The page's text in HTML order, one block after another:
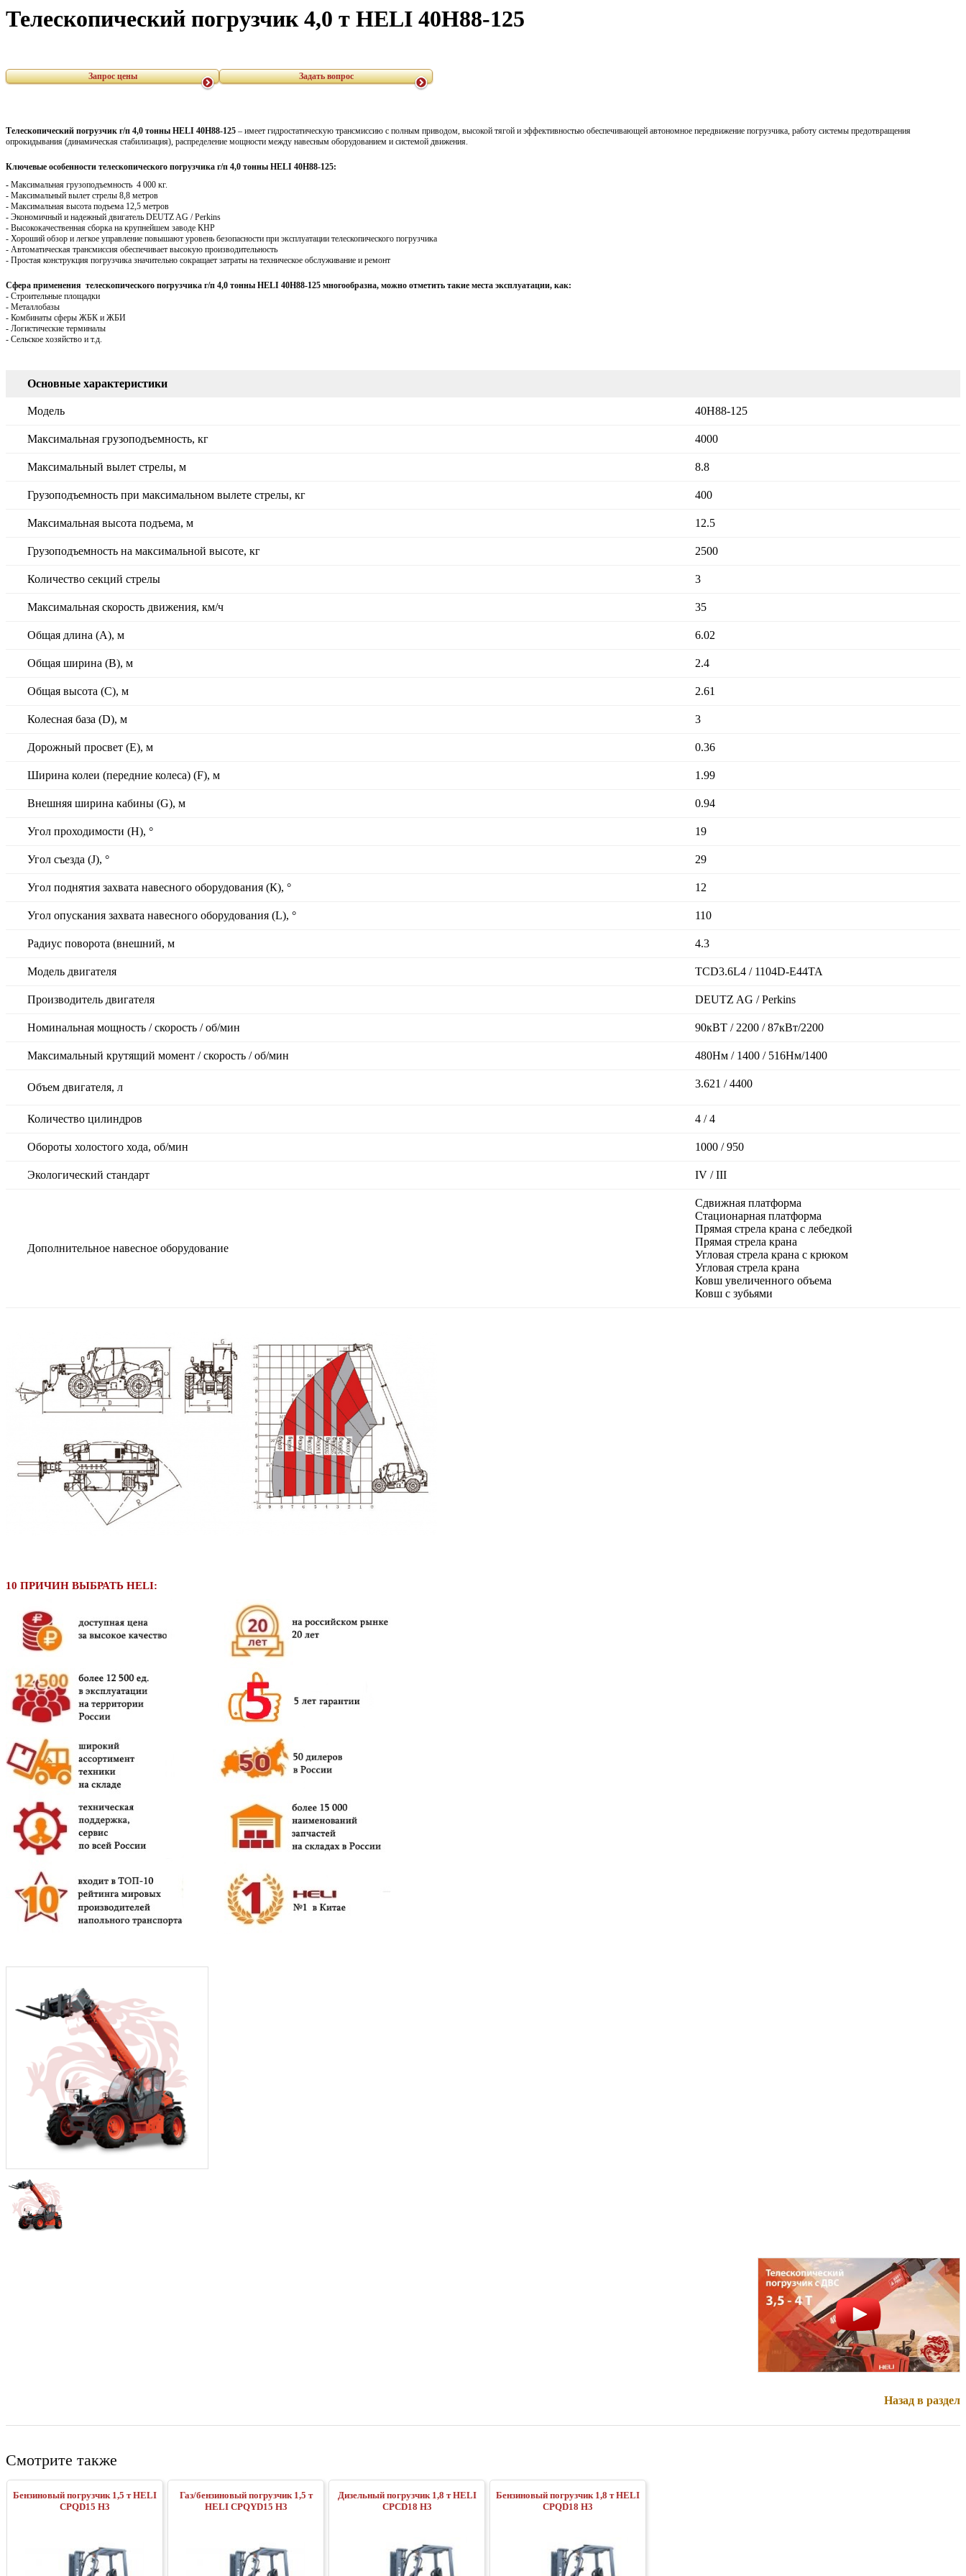
Телескопический погрузчик 4,0 т HELI 40H88-125
Запрос цены Задать вопрос
Телескопический погрузчик г/п 4,0 тонны HELI 40H88-125 – имеет гидростатическую трансмиссию с полным приводом, высокой тягой и эффективностью обеспечивающей автономное передвижение погрузчика, работу системы предотвращения
опрокидывания (динамическая стабилизация), распределение мощности между навесным оборудованием и системой движения.
Ключевые особенности телескопического погрузчика г/п 4,0 тонны HELI 40H88-125:
- Максимальная грузоподъемность 4 000 кг.
- Максимальный вылет стрелы 8,8 метров
- Максимальная высота подъема 12,5 метров
- Экономичный и надежный двигатель DEUTZ AG / Perkins
- Высококачественная сборка на крупнейшем заводе КНР
- Хороший обзор и легкое управление повышают уровень безопасности при эксплуатации телескопического погрузчика
- Автоматическая трансмиссия обеспечивает высокую производительность
- Простая конструкция погрузчика значительно сокращает затраты на техническое обслуживание и ремонт
Сфера применения телескопического погрузчика г/п 4,0 тонны HELI 40H88-125 многообразна, можно отметить такие места эксплуатации, как:
- Строительные площадки
- Металлобазы
- Комбинаты сферы ЖБК и ЖБИ
- Логистические терминалы
- Сельское хозяйство и т.д.
Основные характеристики
Модель 40H88-125
Максимальная грузоподъемность, кг 4000
Максимальный вылет стрелы, м 8.8
Грузоподъемность при максимальном вылете стрелы, кг 400
Максимальная высота подъема, м 12.5
Грузоподъемность на максимальной высоте, кг 2500
Количество секций стрелы 3
Максимальная скорость движения, км/ч 35
Общая длина (А), м 6.02
Общая ширина (В), м 2.4
Общая высота (С), м 2.61
Колесная база (D), м 3
Дорожный просвет (Е), м 0.36
Ширина колеи (передние колеса) (F), м 1.99
Внешняя ширина кабины (G), м 0.94
Угол проходимости (H), ° 19
Угол съезда (J), ° 29
Угол поднятия захвата навесного оборудования (К), ° 12
Угол опускания захвата навесного оборудования (L), ° 110
Радиус поворота (внешний, м 4.3
Модель двигателя TCD3.6L4 / 1104D-E44TA
Производитель двигателя DEUTZ AG / Perkins
Номинальная мощность / скорость / об/мин 90кВТ / 2200 / 87кВт/2200
Максимальный крутящий момент / скорость / об/мин 480Нм / 1400 / 516Нм/1400
Объем двигателя, л 3.621 / 4400
Количество цилиндров 4 / 4
Обороты холостого хода, об/мин 1000 / 950
Экологический стандарт IV / III
Дополнительное навесное оборудование
Сдвижная платформа
Стационарная платформа
Прямая стрела крана с лебедкой
Прямая стрела крана
Угловая стрела крана с крюком
Угловая стрела крана
Ковш увеличенного объема
Ковш с зубьями
10 ПРИЧИН ВЫБРАТЬ HELI:
Назад в раздел
Смотрите также
Бензиновый погрузчик 1,5 т HELI
CPQD15 H3
Газ/бензиновый погрузчик 1,5 т
HELI CPQYD15 H3
Дизельный погрузчик 1,8 т HELI
CPСD18 H3
Бензиновый погрузчик 1,8 т HELI
CPQD18 H3